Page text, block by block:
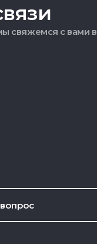
свяжемся с вами в